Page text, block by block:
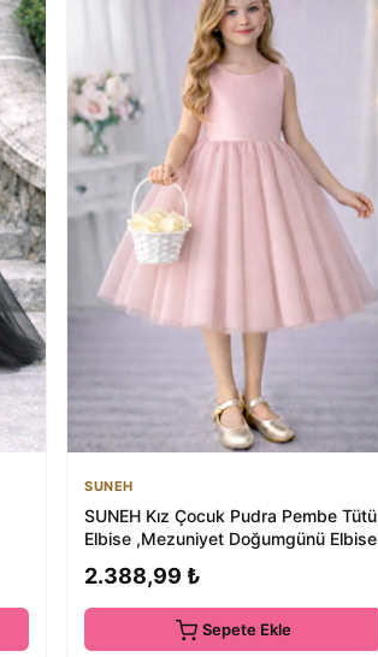
SUNEH
SUNEH Kız Çocuk Pudra Pembe Tütü
Elbise ,Mezuniyet Doğumgünü Elbise
2.388,99 ₺
Sepete Ekle